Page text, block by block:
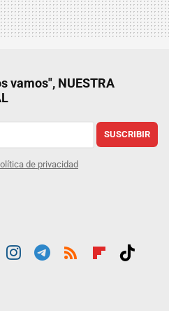
vamos", NUESTRA
SUSCRIBIR
de privacidad